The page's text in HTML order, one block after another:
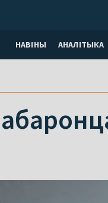
НАВІНЫ АНАЛІТЫКА